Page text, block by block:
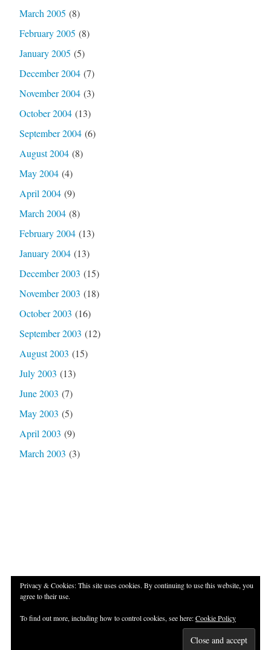
March 2005 (8)
February 2005 (8)
January 2005 (5)
December 2004(7)
November 2004(3)
October 2004(13)
September 2004(6)
August 2004(8)
May 2004(4)
April 2004(9)
March 2004(8)
February 2004(13)
January 2004(13)
December 2003 (15)
November 2003 (18)
October 2003 (16)
September 2003 (12)
August 2003 (15)
July 2003 (13)
June 2003 (7)
May 2003 (5)
April 2003 (9)
March 2003 (3)
Publisher 2 by
Raam Dev.
Privacy & Cookies: This site uses cookies. By continuing to use this website, you
agree to their use.
To find out more, including how to control cookies, see here:Cookie Policy